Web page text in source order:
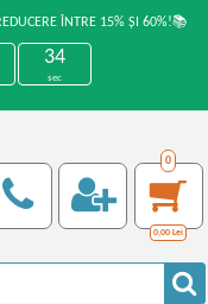
ÎNTRE 15% ȘI 60%!📚
34
sec
0
0,00 Lei